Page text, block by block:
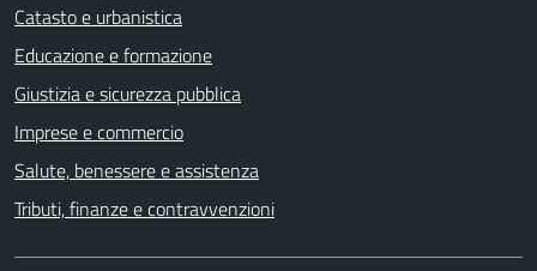
Catasto e urbanistica
Educazione e formazione
Giustizia e sicurezza pubblica
Imprese e commercio
Salute, benessere e assistenza
Tributi, finanze e contravvenzioni